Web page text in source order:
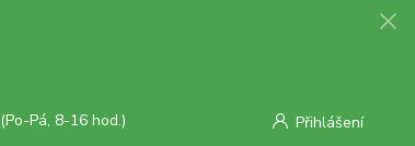
Přihlášení
(Po-Pá, 8-16 hod.)